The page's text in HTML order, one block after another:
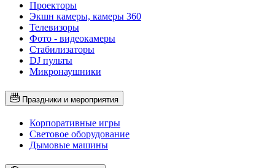
Проекторы
Экшн камеры, камеры 360
Телевизоры
Фото - видеокамеры
Стабилизаторы
DJ пульты
Микронаушники
Праздники и мероприятия
Корпоративные игры
Световое оборудование
Дымовые машины